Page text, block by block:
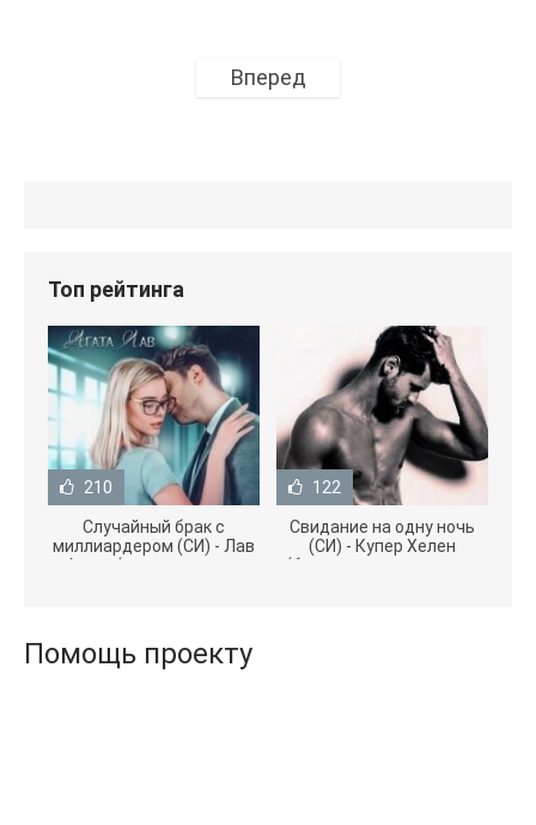
Вперед
Топ рейтинга
210
Случайный брак с
миллиардером (СИ) - Лав
Агата (полная версия
122
Свидание на одну ночь
(СИ) - Купер Хелен
(бесплатные серии книг
Помощь проекту